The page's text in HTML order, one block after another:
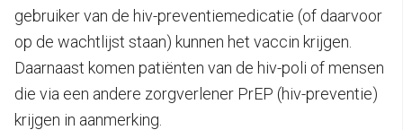
gebruiker van de hiv-preventiemedicatie (of daarvoor
op de wachtlijst staan) kunnen het vaccin krijgen.
Daarnaast komen patiënten van de hiv-poli of mensen
die via een andere zorgverlener PrEP (hiv-preventie)
krijgen in aanmerking.